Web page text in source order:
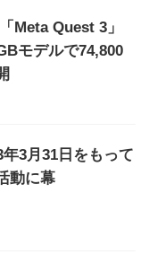
Meta Quest 3」
モデルで74,800
3月31日をもって
動に幕